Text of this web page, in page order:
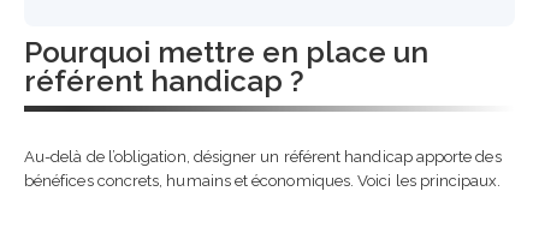
Pourquoi mettre en place un
référent handicap ?
Au-delà de l’obligation, désigner un référent handicap apporte des
bénéfices concrets, humains et économiques. Voici les principaux.